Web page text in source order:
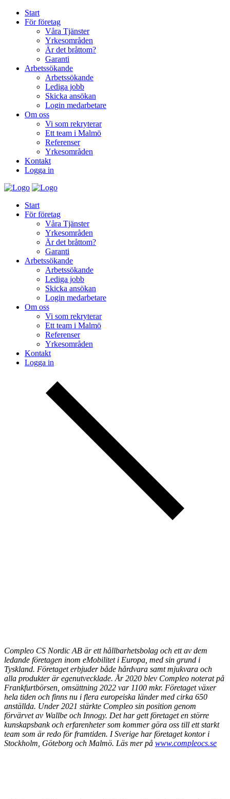
Start
För företag
Våra Tjänster
Yrkesområden
Är det bråttom?
Garanti
Arbetssökande
Arbetssökande
Lediga jobb
Skicka ansökan
Login medarbetare
Om oss
Vi som rekryterar
Ett team i Malmö
Referenser
Yrkesområden
Kontakt
Logga in
Start
För företag
Våra Tjänster
Yrkesområden
Är det bråttom?
Garanti
Arbetssökande
Arbetssökande
Lediga jobb
Skicka ansökan
Login medarbetare
Om oss
Vi som rekryterar
Ett team i Malmö
Referenser
Yrkesområden
Kontakt
Logga in
Compleo CS Nordic AB är ett hållbarhetsbolag och ett av dem
ledande företagen inom eMobilitet i Europa, med sin grund i
Tyskland. Företaget erbjuder både hårdvara samt mjukvara och
alla produkter är egenutvecklade. År 2020 blev Compleo noterat på
Frankfurtbörsen, omsättning 2022 var 1100 mkr. Företaget växer
hela tiden och finns nu i flera europeiska länder med cirka 650
anställda. Under 2021 stärkte Compleo sin position genom
förvärvet av Wallbe och Innogy. Det har gett företaget en större
kunskapsbank och erfarenheter som kommer göra oss till ett starkt
team som är redo för framtiden. I Sverige har företaget kontor i
Stockholm, Göteborg och Malmö. Läs mer på www.compleocs.se